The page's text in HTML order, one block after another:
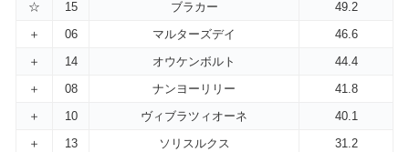
☆
15 ブラカー
49.2
＋
06 マルターズデイ
46.6
＋
14 オウケンボルト
44.4
＋
08 ナンヨーリリー
41.8
＋
10 ヴィブラツィオーネ
40.1
＋
13 ソリスルクス
31.2